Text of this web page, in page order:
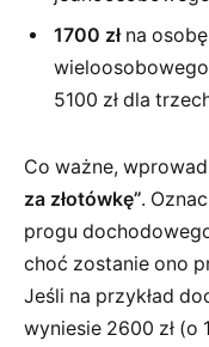
1700 złna
5100 zł dla
Co ważne,
za złotówkę”.
progu
choć zostanie ono
Jeśli na przykład
wyniesie 2600 zł (o